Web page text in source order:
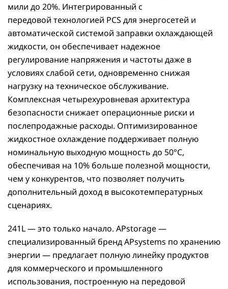
мили до 20%. Интегрированный с
передовой технологией PCS для энергосетей и
автоматической системой заправки охлаждающей
жидкости, он обеспечивает надежное
регулирование напряжения и частоты даже в
условиях слабой сети, одновременно снижая
нагрузку на техническое обслуживание.
Комплексная четырехуровневая архитектура
безопасности снижает операционные риски и
послепродажные расходы. Оптимизированное
жидкостное охлаждение поддерживает полную
номинальную выходную мощность до 50°C,
обеспечивая на 10% больше полезной мощности,
чем у конкурентов, что позволяет получить
дополнительный доход в высокотемпературных
сценариях.
241L — это только начало. APstorage —
специализированный бренд APsystems по хранению
энергии — предлагает полную линейку продуктов
для коммерческого и промышленного
использования, построенную на передовой